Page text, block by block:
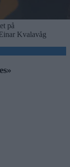
på
Kvalavåg